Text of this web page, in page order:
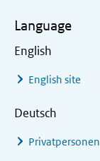
Language
English
English site
Deutsch
Privatpersonen